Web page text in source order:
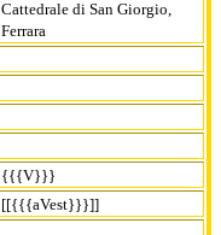
Cattedrale di San Giorgio,
Ferrara
{{{V}}}
[[{{{aVest}}}]]